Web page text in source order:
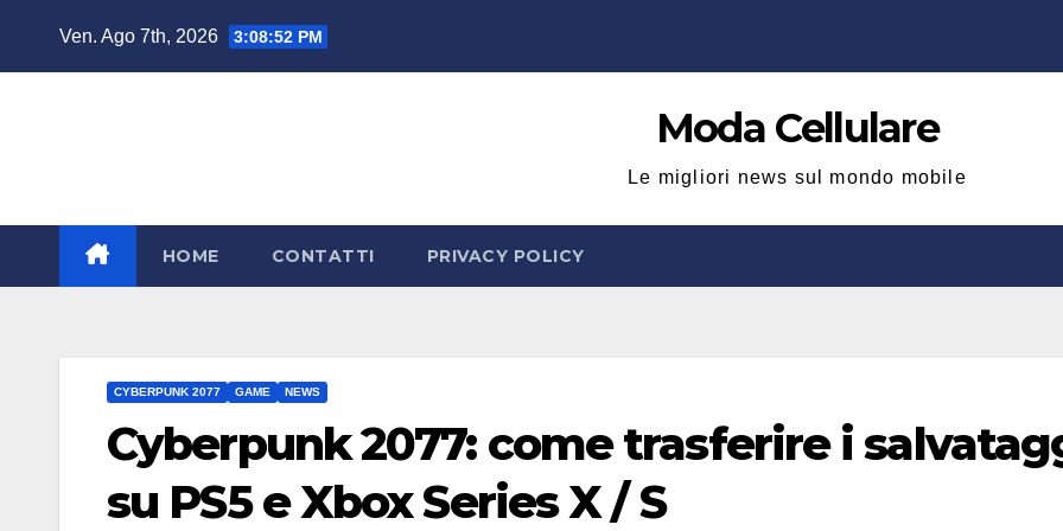
Ven. Ago 7th, 2026 3:08:54 PM
Moda Cellulare
Le migliori news sul mondo mobile
HOME CONTATTI PRIVACY POLICY
CYBERPUNK 2077 GAME NEWS
Cyberpunk 2077: come trasferire i
su PS5 e Xbox Series X / S